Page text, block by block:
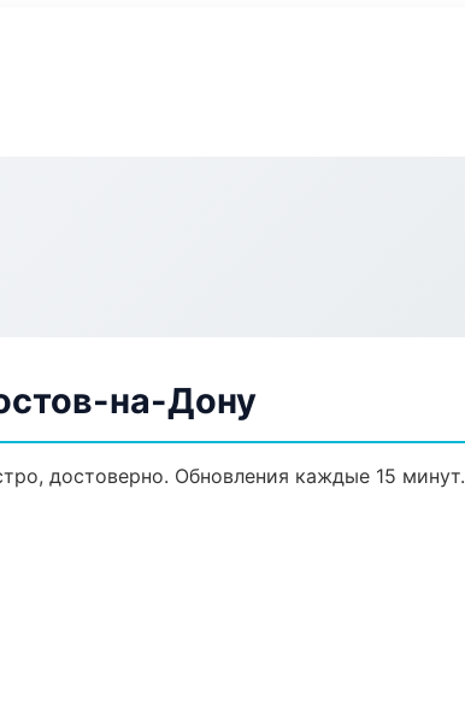
на-Дону
достоверно. Обновления каждые 15 минут.